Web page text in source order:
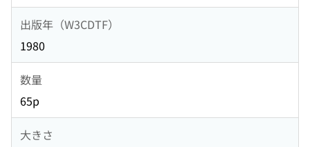
出版年（W3CDTF）
1980
数量
65p
大きさ